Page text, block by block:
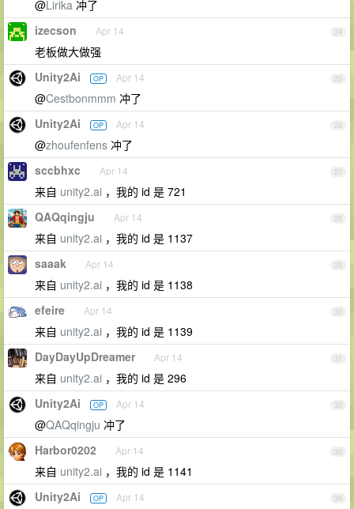
@Lirika 冲了
24
izecson Apr 14
老板做大做强
25
Unity2Ai OP Apr 14
@Cestbonmmm 冲了
26
Unity2Ai OP Apr 14
@zhoufenfens 冲了
27
sccbhxc Apr 14
来自 unity2.ai ，我的 id 是 721
28
QAQqingju Apr 14
来自 unity2.ai ，我的 id 是 1137
29
saaak Apr 14
来自 unity2.ai ，我的 id 是 1138
30
efeire Apr 14
来自 unity2.ai ，我的 id 是 1139
31
DayDayUpDreamer Apr 14
来自 unity2.ai ，我的 id 是 296
32
Unity2Ai OP Apr 14
@QAQqingju 冲了
33
Harbor0202 Apr 14
来自 unity2.ai ，我的 id 是 1141
34
Unity2Ai OP Apr 14